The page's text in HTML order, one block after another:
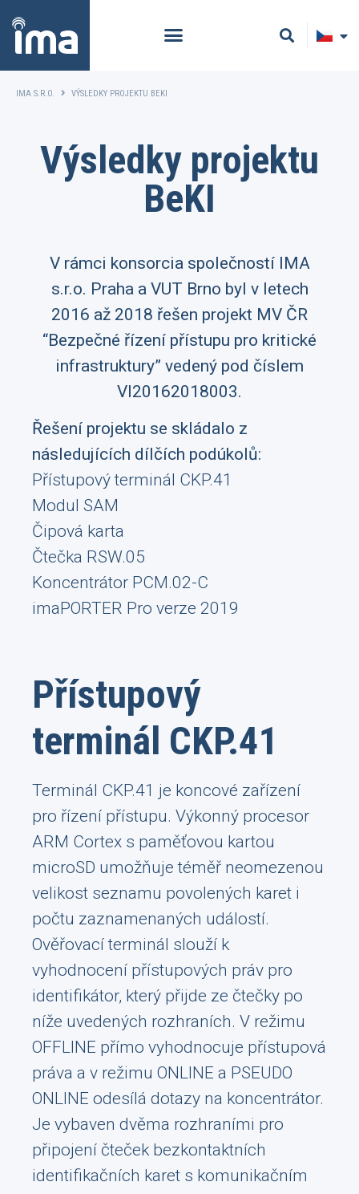
IMA S.R.O. VÝSLEDKY PROJEKTU BEKI
Výsledky projektu
BeKI
V rámci konsorcia společností IMA
s.r.o. Praha a VUT Brno byl v letech
2016 až 2018 řešen projekt MV ČR
“Bezpečné řízení přístupu pro kritické
infrastruktury” vedený pod číslem
VI20162018003.
Řešení projektu se skládalo z
následujících dílčích podúkolů:
Přístupový terminál CKP.41
Modul SAM
Čipová karta
Čtečka RSW.05
Koncentrátor PCM.02-C
imaPORTER Pro verze 2019
Přístupový
terminál CKP.41
Terminál CKP.41 je koncové zařízení
pro řízení přístupu. Výkonný procesor
ARM Cortex s paměťovou kartou
microSD umožňuje téměř neomezenou
velikost seznamu povolených karet i
počtu zaznamenaných událostí.
Ověřovací terminál slouží k
vyhodnocení přístupových práv pro
identifikátor, který přijde ze čtečky po
níže uvedených rozhraních. V režimu
OFFLINE přímo vyhodnocuje přístupová
práva a v režimu ONLINE a PSEUDO
ONLINE odesílá dotazy na koncentrátor.
Je vybaven dvěma rozhraními pro
připojení čteček bezkontaktních
identifikačních karet s komunikačním